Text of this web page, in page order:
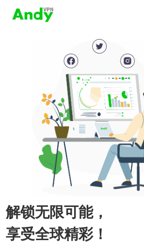
解锁无限可能，
享受全球精彩！